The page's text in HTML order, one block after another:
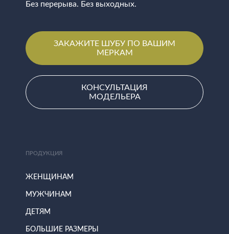
Без перерыва. Без выходных.
ЗАКАЖИТЕ ШУБУ ПО ВАШИМ
МЕРКАМ
КОНСУЛЬТАЦИЯ
МОДЕЛЬЕРА
ПРОДУКЦИЯ
ЖЕНЩИНАМ
МУЖЧИНАМ
ДЕТЯМ
БОЛЬШИЕ РАЗМЕРЫ